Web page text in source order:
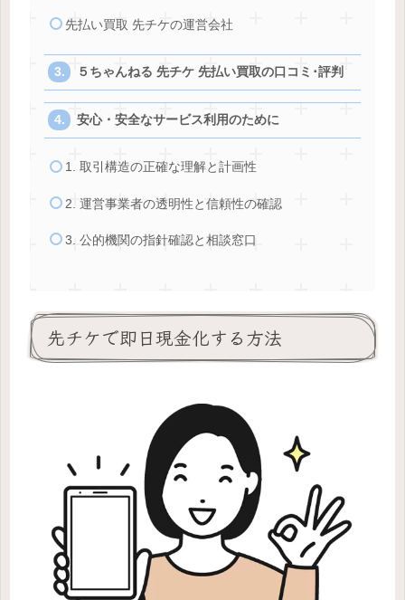
先払い買取 先チケの運営会社
５ちゃんねる 先チケ 先払い買取の口コミ･評判
安心・安全なサービス利用のために
1. 取引構造の正確な理解と計画性
2. 運営事業者の透明性と信頼性の確認
3. 公的機関の指針確認と相談窓口
先チケで即日現金化する方法